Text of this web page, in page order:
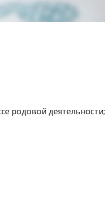
родовой деятельности;